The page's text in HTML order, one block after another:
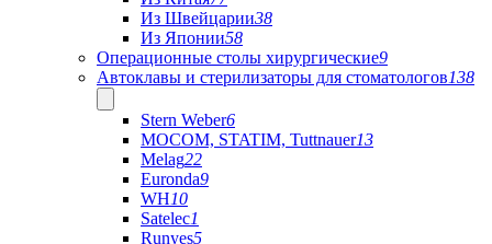
Из Швейцарии38
Из Японии58
Операционные столы хирургические9
Автоклавы и стерилизаторы для стоматологов138
Stern Weber6
MOCOM, STATIM, Tuttnauer13
Melag22
Euronda9
WH10
Satelec1
Runyes5